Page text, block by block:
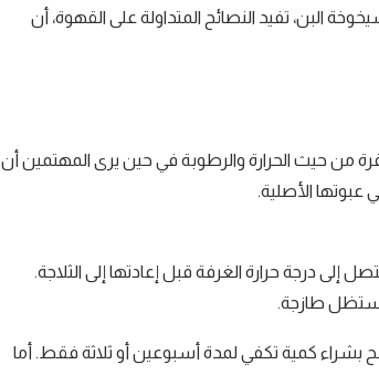
البن، تفيد النصائح المتداولة على القهوة، أن
من حيث الحرارة والرطوبة في حين يرى المهتمين أن
الأصلية.
إلى درجة حرارة الغرفة قبل إعادتها إلى الثلاجة.
ستظل طازجة.
بشراء كمية تكفي لمدة أسبوعين أو ثلاثة فقط. أما